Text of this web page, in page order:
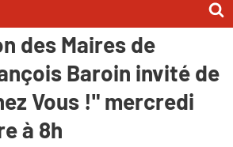
partenaire de
des Maires de
Baroin invité de
Vous !" mercredi
à 8h